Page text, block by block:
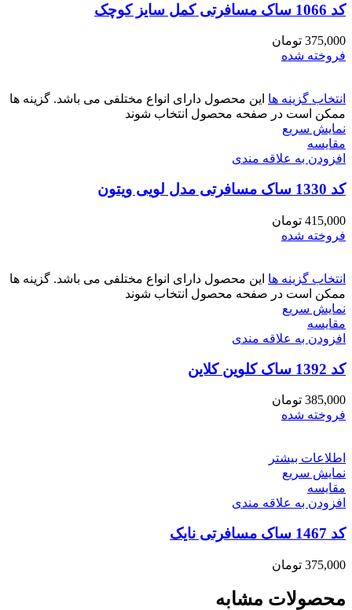
کد 1066 ساک مسافرتی کمل سایز کوچک
375,000 تومان
فروخته شده
انتخاب گزینه ها این محصول دارای انواع مختلفی می باشد. گزینه ها
ممکن است در صفحه محصول انتخاب شوند
نمایش سریع
مقايسه
افزودن به علاقه مندی
کد 1330 ساک مسافرتی مدل لویی ویتون
415,000 تومان
فروخته شده
انتخاب گزینه ها این محصول دارای انواع مختلفی می باشد. گزینه ها
ممکن است در صفحه محصول انتخاب شوند
نمایش سریع
مقايسه
افزودن به علاقه مندی
کد 1392 ساک کلوین کلاین
385,000 تومان
فروخته شده
اطلاعات بیشتر
نمایش سریع
مقايسه
افزودن به علاقه مندی
کد 1467 ساک مسافرتی نایک
375,000 تومان
محصولات مشابه